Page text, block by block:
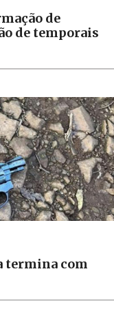
de
de temporais
termina com